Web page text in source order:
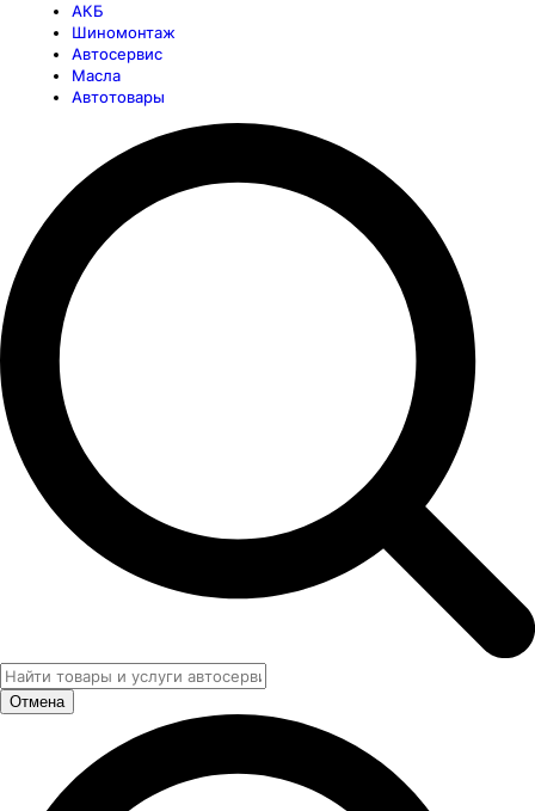
АКБ
Шиномонтаж
Автосервис
Масла
Автотовары
Отмена